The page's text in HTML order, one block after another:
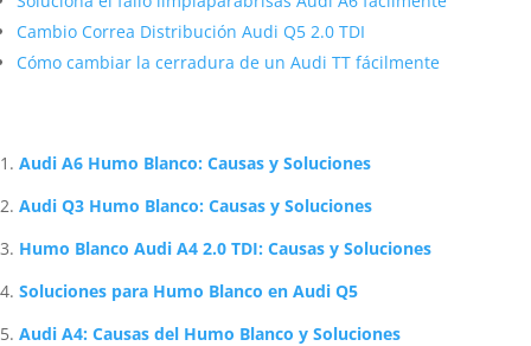
Cambio Correa Distribución Audi Q5 2.0 TDI
Cómo cambiar la cerradura de un Audi TT fácilmente
Audi A6 Humo Blanco: Causas y Soluciones
Audi Q3 Humo Blanco: Causas y Soluciones
Humo Blanco Audi A4 2.0 TDI: Causas y Soluciones
Soluciones para Humo Blanco en Audi Q5
Audi A4: Causas del Humo Blanco y Soluciones